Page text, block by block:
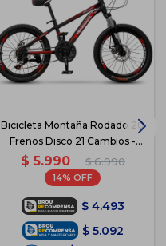
Bicicleta Montaña Rodado 20
Frenos Disco 21 Cambios -
Rojo
$ 5.990 $ 6.990
14
$ 4.493
$ 5.092